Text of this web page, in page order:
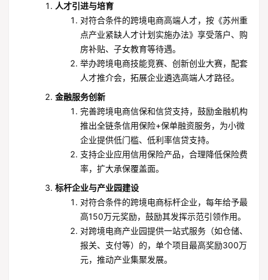
人才引进与培育
对符合条件的跨境电商高端人才，按《苏州重
点产业紧缺人才计划实施办法》享受落户、购
房补贴、子女教育等待遇。
举办跨境电商技能竞赛、创新创业大赛，配套
人才推介会，拓展企业遴选高端人才路径。
金融服务创新
完善跨境电商信保和信贷支持，鼓励金融机构
推出全链条信用保险+保单融资服务，为小微
企业提供低门槛、低利率信贷支持。
支持企业应用信用保险产品，合理降低保险费
率，扩大承保覆盖面。
标杆企业与产业园建设
对符合条件的跨境电商标杆企业，每年给予最
高150万元奖励，鼓励其发挥示范引领作用。
对跨境电商产业园提供一站式服务（如仓储、
报关、支付等）的，单个项目最高奖励300万
元，推动产业集聚发展。